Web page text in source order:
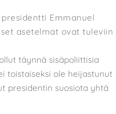
Emmanuel
asetelmat ovat tuleviin
täynnä sisäpoliittisia
toistaiseksi ole heijastunut
presidentin suosiota yhtä